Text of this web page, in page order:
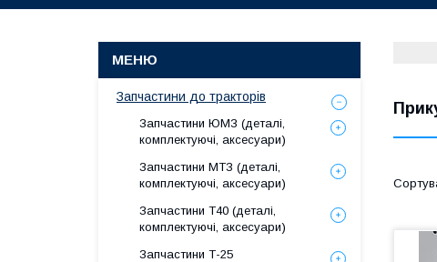
Запчастини до тракторів
Запчастини ЮМЗ (деталі,
комплектуючі, аксесуари)
Запчастини МТЗ (деталі,
комплектуючі, аксесуари)
Запчастини Т40 (деталі,
комплектуючі, аксесуари)
Запчастини Т-25